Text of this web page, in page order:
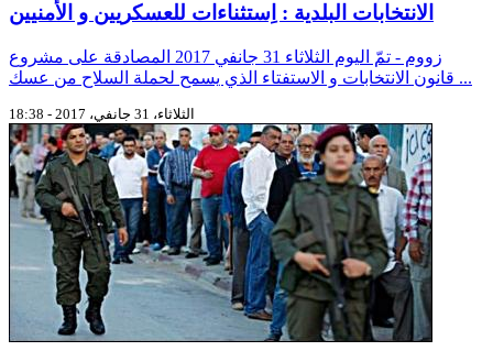
الانتخابات البلدية : اِستثناءات للعسكريين و الأمنيين
زووم - تمّ اليوم الثلاثاء 31 جانفي 2017 المصادقة على مشروع
قانون الانتخابات و الاستفتاء الذي يسمح لحملة السلاح من عسك ...
الثلاثاء، 31 جانفي، 2017 - 18:38